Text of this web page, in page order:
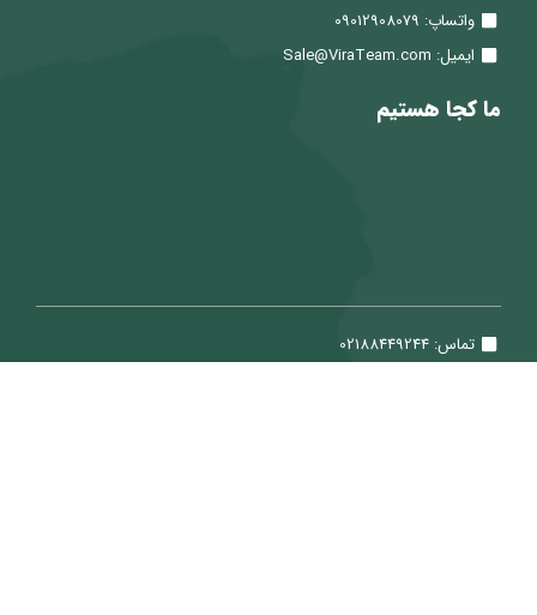
واتساپ: 09012908079
ایمیل: Sale@ViraTeam.com
ما کجا هستیم
تماس: 02188449244